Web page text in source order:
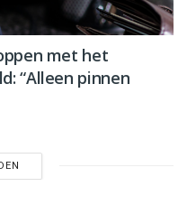
met het
“Alleen pinnen